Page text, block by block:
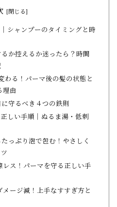
シャンプーのタイミングと時
か控えるか迷ったら？時間
わる！パーマ後の髪の状態と
理由
守るべき４つの鉄則
しい手順│ぬるま湯・低刺
っぷり泡で包む！やさしく
レス！パーマを守る正しい手
ージ減！上手なすすぎ方と